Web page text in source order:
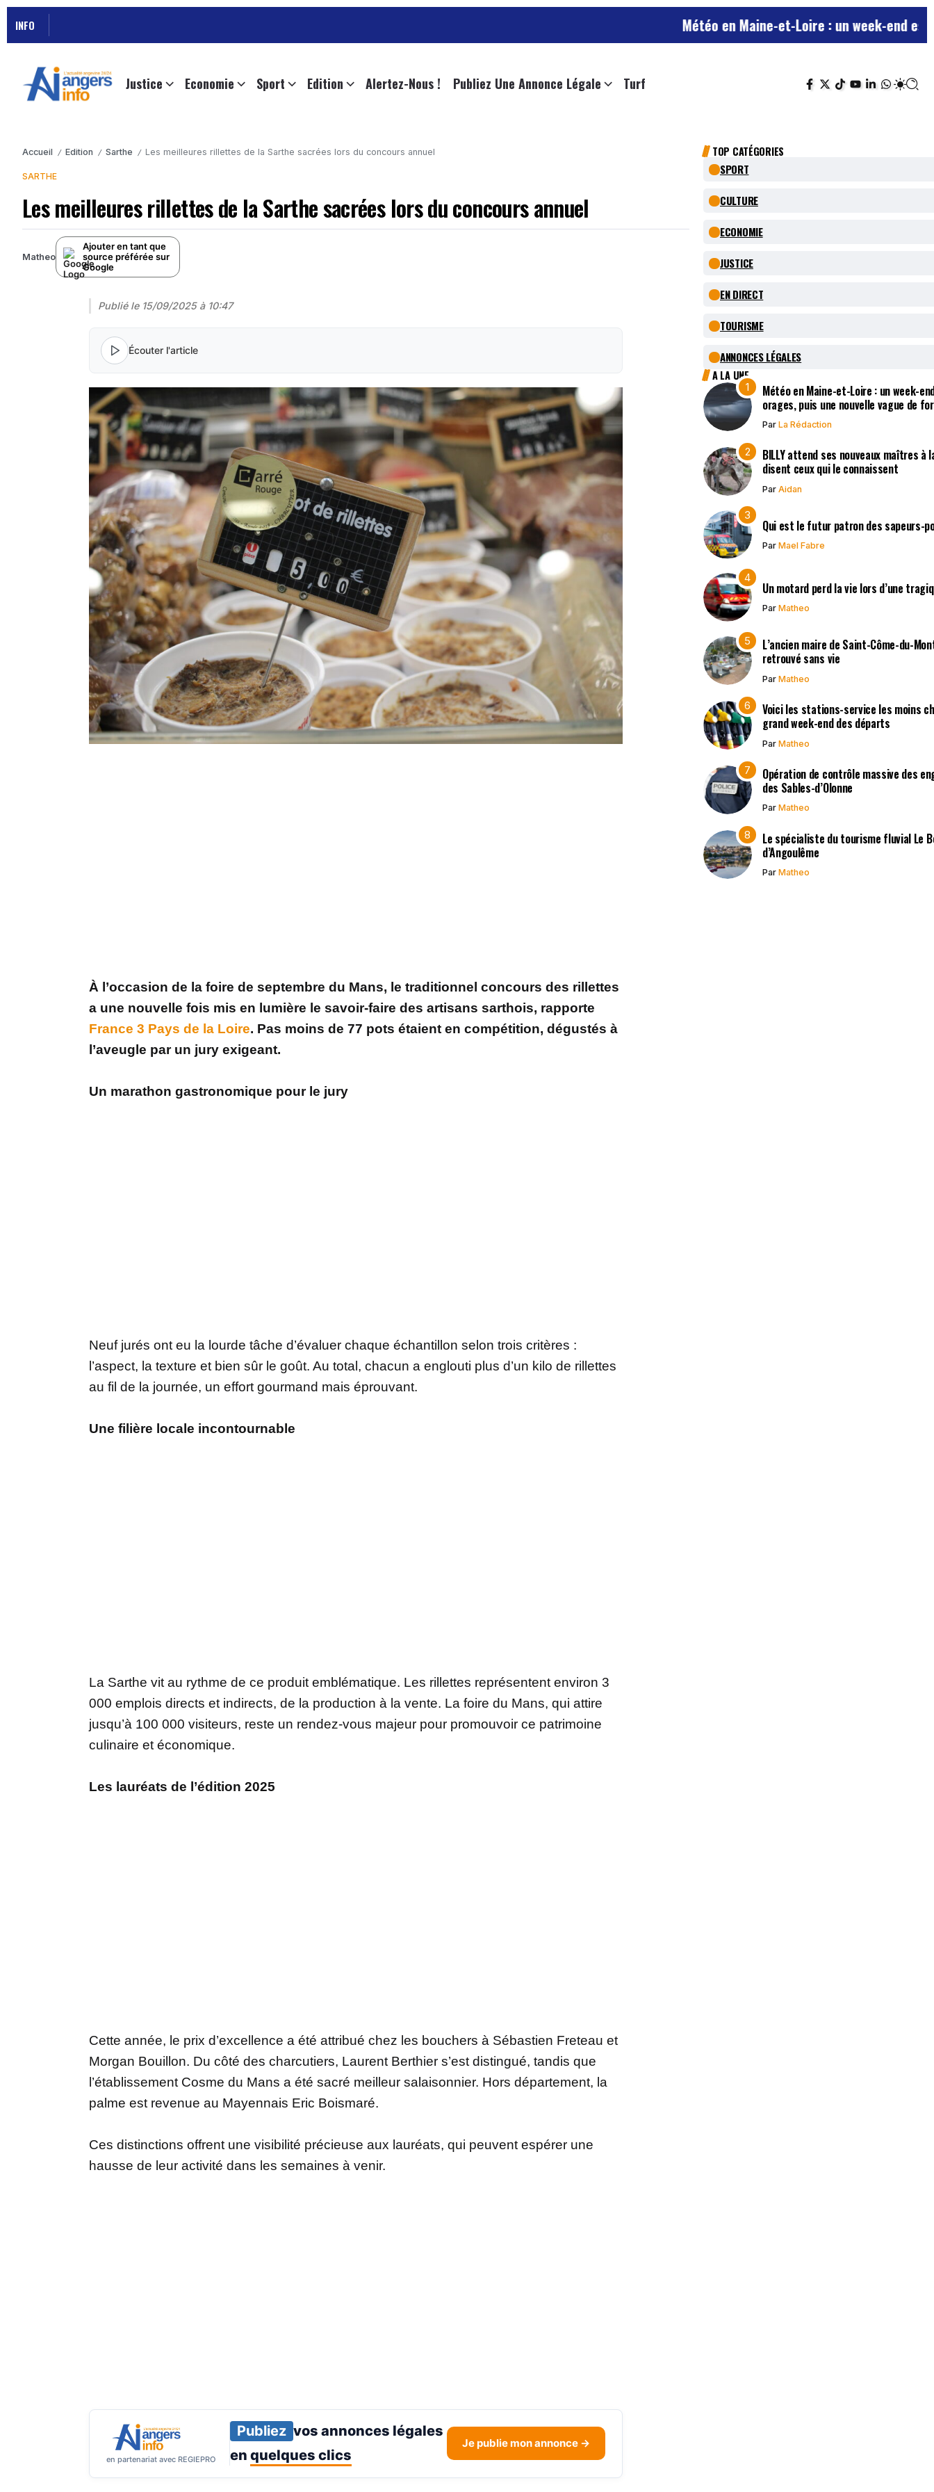
INFO Météo en Maine-et-Loire : un week-end estival
Justice Economie Sport Edition Alertez-Nous ! Publiez Une Annonce Légale Turf
Accueil / Edition / Sarthe / Les meilleures rillettes de la Sarthe sacrées lors du concours annuel
SARTHE
Les meilleures rillettes de la Sarthe sacrées lors du concours annuel
Matheo
Ajouter en tant que
source préférée sur
Google
Publié le 15/09/2025 à 10:47
Écouter l'article
À l’occasion de la foire de septembre du Mans, le traditionnel concours des rillettes
a une nouvelle fois mis en lumière le savoir-faire des artisans sarthois, rapporte
France 3 Pays de la Loire. Pas moins de 77 pots étaient en compétition, dégustés à
l’aveugle par un jury exigeant.
Un marathon gastronomique pour le jury
Neuf jurés ont eu la lourde tâche d’évaluer chaque échantillon selon trois critères :
l’aspect, la texture et bien sûr le goût. Au total, chacun a englouti plus d’un kilo de rillettes
au fil de la journée, un effort gourmand mais éprouvant.
Une filière locale incontournable
La Sarthe vit au rythme de ce produit emblématique. Les rillettes représentent environ 3
000 emplois directs et indirects, de la production à la vente. La foire du Mans, qui attire
jusqu’à 100 000 visiteurs, reste un rendez-vous majeur pour promouvoir ce patrimoine
culinaire et économique.
Les lauréats de l’édition 2025
Cette année, le prix d’excellence a été attribué chez les bouchers à Sébastien Freteau et
Morgan Bouillon. Du côté des charcutiers, Laurent Berthier s’est distingué, tandis que
l’établissement Cosme du Mans a été sacré meilleur salaisonnier. Hors département, la
palme est revenue au Mayennais Eric Boismaré.
Ces distinctions offrent une visibilité précieuse aux lauréats, qui peuvent espérer une
hausse de leur activité dans les semaines à venir.
en partenariat avec REGIEPRO
Publiez vos annonces légales
en quelques clics
Je publie mon annonce →
TOP CATÉGORIES
SPORT
CULTURE
ECONOMIE
JUSTICE
EN DIRECT
TOURISME
ANNONCES LÉGALES
A LA UNE
Météo en Maine-et-Loire : un week-
orages, puis une nouvelle vague de
Par La Rédaction
BILLY attend ses nouveaux maîtres à
disent ceux qui le connaissent
Par Aidan
Qui est le futur patron des sapeurs-
Par Mael Fabre
Un motard perd la vie lors d’une
Par Matheo
L’ancien maire de Saint-Côme-du-
retrouvé sans vie
Par Matheo
Voici les stations-service les moins
grand week-end des départs
Par Matheo
Opération de contrôle massive des
des Sables-d’Olonne
Par Matheo
Le spécialiste du tourisme fluvial Le
d’Angoulême
Par Matheo